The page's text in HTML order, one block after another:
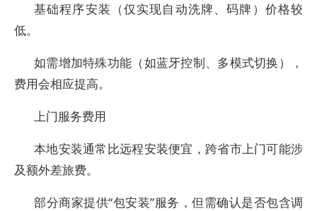
基础程序安装（仅实现自动洗牌、码牌）价格较
低。
如需增加特殊功能（如蓝牙控制、多模式切换），
费用会相应提高。
上门服务费用
本地安装通常比远程安装便宜，跨省市上门可能涉
及额外差旅费。
部分商家提供“包安装”服务，但需确认是否包含调